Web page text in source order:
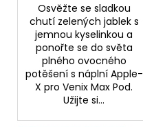
Osvěžte se sladkou
chutí zelených jablek s
jemnou kyselinkou a
ponořte se do světa
plného ovocného
potěšení s náplní Apple-
X pro Venix Max Pod.
Užijte si...